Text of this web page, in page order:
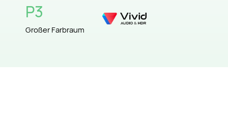
P3
Großer Farbraum